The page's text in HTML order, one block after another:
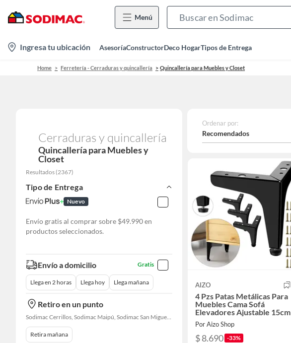
Menú
location-
icon
Ingresa tu ubicación AsesoríaConstructorDeco HogarTipos de Entrega
Home Ferretería - Cerraduras y quincallería Quincallería para Muebles y Closet
Cerraduras y quincallería
Quincallería para Muebles y
Closet
Resultados (2367)
Tipo de Entrega
Nuevo
Envío gratis al comprar sobre $49.990 en
productos seleccionados.
Envío a domicilio Gratis
Llega en 2 horas Llega hoy Llega mañana
Retiro en un punto
Sodimac Cerrillos, Sodimac Maipú, Sodimac San Miguel, Sodimac El Bosque, Sodimac San Bernardo, Constructor Cantagallo, Sodimac Talagante, Sodimac San Fernando
Retira mañana
Ordenar por:
Recomendados
AIZO
4 Pzs Patas Metálicas Para
Muebles Cama Sofá
Elevadores Ajustable 15cm
Por Aizo Shop
$ 8.690 -33%